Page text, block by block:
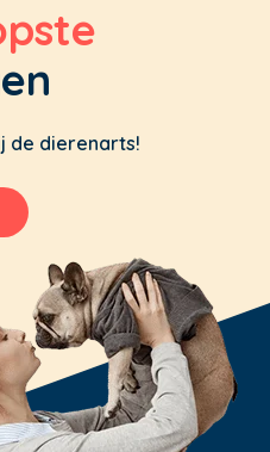
de dierenarts!